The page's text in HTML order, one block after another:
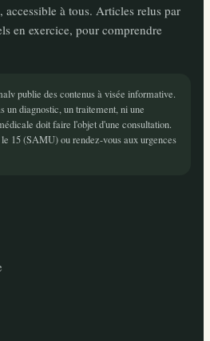
accessible à tous. Articles relus par
en exercice, pour comprendre
publie des contenus à visée informative.
un diagnostic, un traitement, ni une
doit faire l'objet d'une consultation.
15 (SAMU) ou rendez-vous aux urgences